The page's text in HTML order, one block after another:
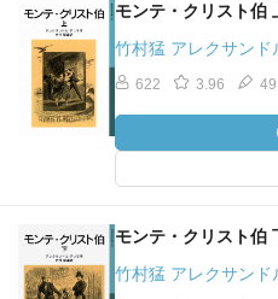
モンテ・クリスト伯
竹村猛 アレクサン
622 3.96 49
モンテ・クリスト伯
竹村猛 アレクサン